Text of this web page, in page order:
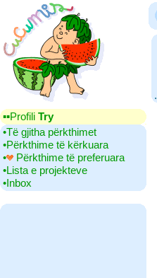
.
▪▪‎Profili Try
•‎Të gjitha përkthimet
•‎Përkthime të kërkuara
•‎
Përkthime të preferuara
•‎Lista e projekteve
•‎Inbox